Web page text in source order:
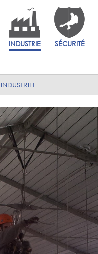
INDUSTRIE SÉCURITÉ